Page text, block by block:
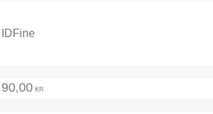
IDFine
90,00 KR